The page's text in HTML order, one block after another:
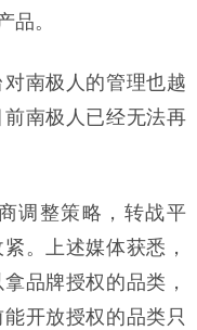
品。
南极人的管理也越
南极人已经无法再
调整策略，转战平
。上述媒体获悉，
品牌授权的品类，
开放授权的品类只